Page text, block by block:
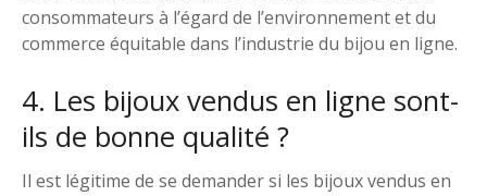
consommateurs à l’égard de l’environnement et du
commerce équitable dans l’industrie du bijou en ligne.
4. Les bijoux vendus en ligne sont-
ils de bonne qualité ?
Il est légitime de se demander si les bijoux vendus en